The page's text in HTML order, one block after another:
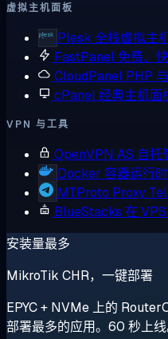
虚拟主机面板
Plesk 全栈虚拟主
FastPanel 免费、
CloudPanel PHP
cPanel经典主机面
VPN 与工具
OpenVPN AS 自托
Docker 容器运行
MTProto Proxy
BlueStacks 在
安装量最多
MikroTik CHR，一键部署
EPYC + NVMe 上的
部署最多的应用。60 秒上线